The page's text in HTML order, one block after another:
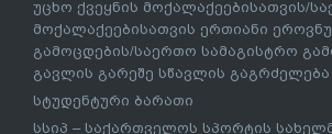
უცხო ქვეყნის მოქალაქეებისათვის/
მოქალაქეებისათვის ერთიანი
გამოცდების/საერთო სამაგისტრო
გავლის გარეშე სწავლის გაგრძელება
სტუდენტური ბარათი
სსიპ – საქართველოს სპორტის